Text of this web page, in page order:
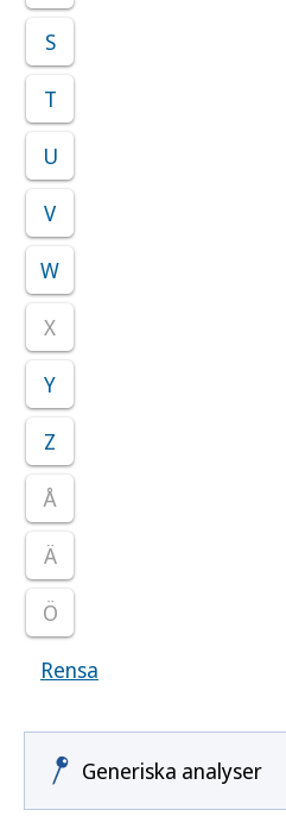
S
T
U
V
W
X
Y
Z
Å
Ä
Ö
Rensa
Generiska analyser